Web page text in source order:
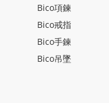
Bico項鍊
Bico戒指
Bico手鍊
Bico吊墜